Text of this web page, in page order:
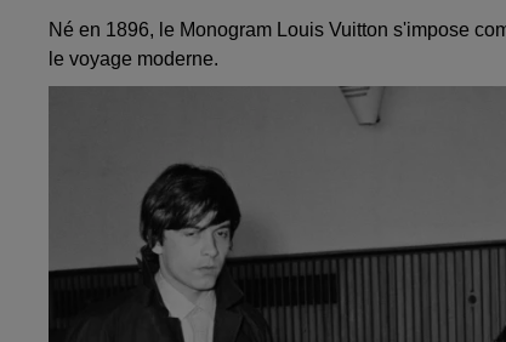
Né en 1896, le Monogram Louis Vuitton s'impose
le voyage moderne.